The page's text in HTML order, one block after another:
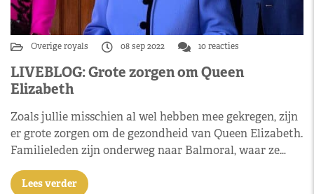
Overige royals 08 sep 2022 10 reacties
LIVEBLOG: Grote zorgen om Queen
Elizabeth
Zoals jullie misschien al wel hebben mee gekregen, zijn
er grote zorgen om de gezondheid van Queen Elizabeth.
Familieleden zijn onderweg naar Balmoral, waar ze…
Lees verder